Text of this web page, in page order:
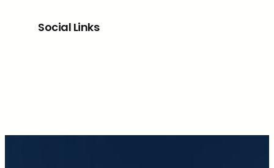
Social Links